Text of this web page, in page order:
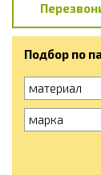
Подбор по
материал
марка